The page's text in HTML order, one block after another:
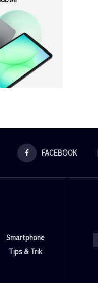
FACEBOOK
Smartphone
Tips & Trik